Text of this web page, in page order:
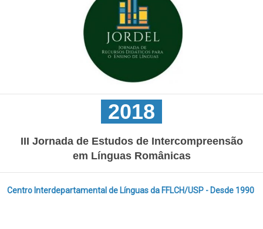
2018
III Jornada de Estudos de Intercompreensão
em Línguas Românicas
Centro Interdepartamental de Línguas da FFLCH/USP - Desde 1990